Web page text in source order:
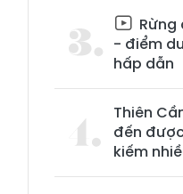
Rừng
- điểm
hấp dẫn
Thiên
đến
kiếm